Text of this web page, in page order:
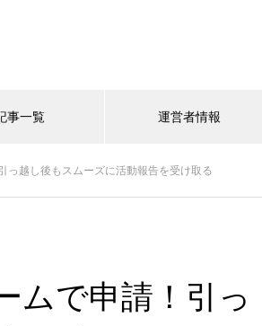
事一覧 運営者情報
っ越し後もスムーズに活動報告を受け取る
ムで申請！引っ